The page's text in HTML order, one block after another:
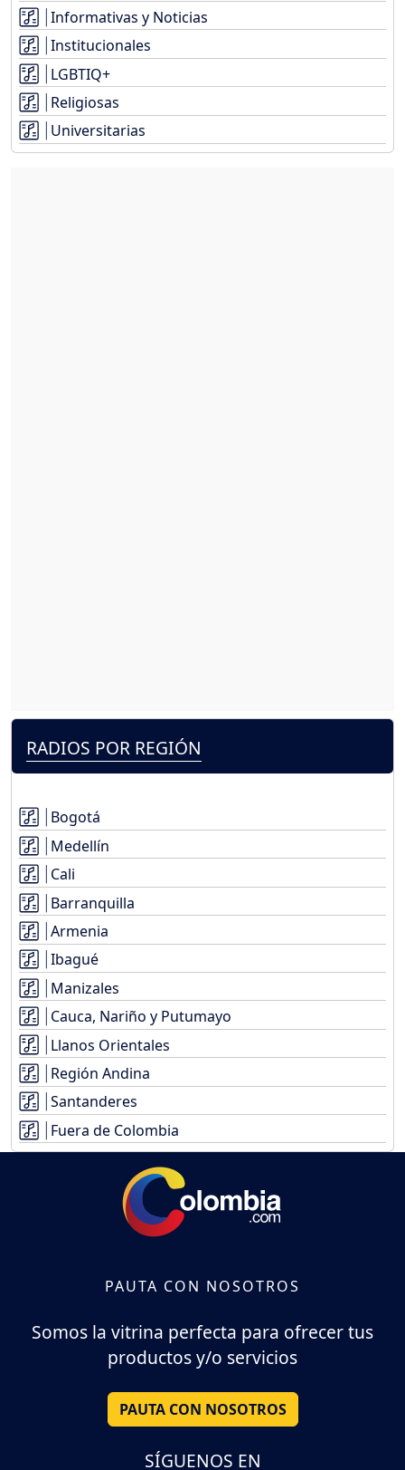
Informativas y Noticias
Institucionales
LGBTIQ+
Religiosas
Universitarias
RADIOS POR REGIÓN
Bogotá
Medellín
Cali
Barranquilla
Armenia
Ibagué
Manizales
Cauca, Nariño y Putumayo
Llanos Orientales
Región Andina
Santanderes
Fuera de Colombia
PAUTA CON NOSOTROS
Somos la vitrina perfecta para ofrecer tus
productos y/o servicios
PAUTA CON NOSOTROS
SÍGUENOS EN